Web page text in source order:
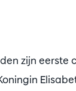
zijn